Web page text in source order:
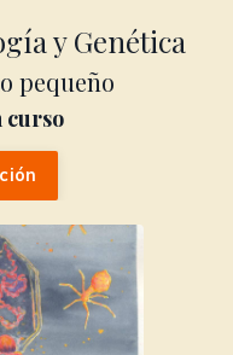
y Genética
pequeño
curso